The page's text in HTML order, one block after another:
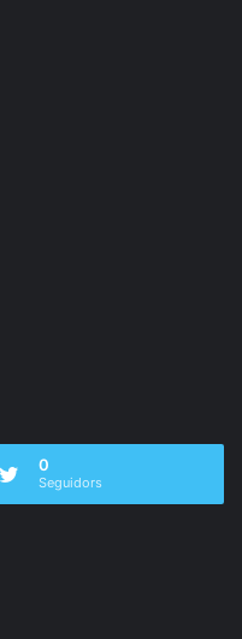
0
Seguidors